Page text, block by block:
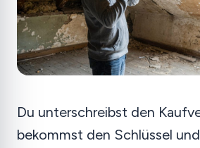
Du unterschreibst den
bekommst den Schlüssel